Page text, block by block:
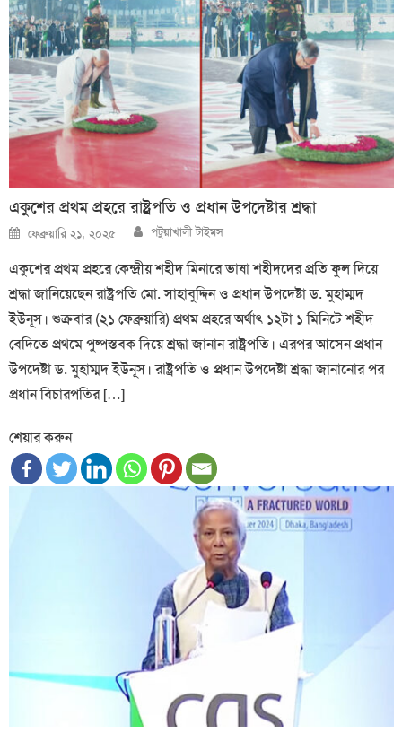
একুশের প্রথম প্রহরে রাষ্ট্রপতি ও প্রধান উপদেষ্টার শ্রদ্ধা
Posted
on
ফেব্রুয়ারি ২১, ২০২৫ Author
পটুয়াখালী টাইমস
একুশের প্রথম প্রহরে কেন্দ্রীয় শহীদ মিনারে ভাষা শহীদদের প্রতি ফুল দিয়ে
শ্রদ্ধা জানিয়েছেন রাষ্ট্রপতি মো. সাহাবুদ্দিন ও প্রধান উপদেষ্টা ড. মুহাম্মদ
ইউনূস। শুক্রবার (২১ ফেব্রুয়ারি) প্রথম প্রহরে অর্থাৎ ১২টা ১ মিনিটে শহীদ
বেদিতে প্রথমে পুষ্পস্তবক দিয়ে শ্রদ্ধা জানান রাষ্ট্রপতি। এরপর আসেন প্রধান
উপদেষ্টা ড. মুহাম্মদ ইউনূস। রাষ্ট্রপতি ও প্রধান উপদেষ্টা শ্রদ্ধা জানানোর পর
প্রধান বিচারপতির […]
শেয়ার করুন